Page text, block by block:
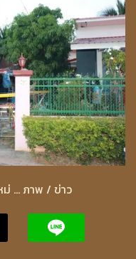
ม่ … ภาพ / ข่าว